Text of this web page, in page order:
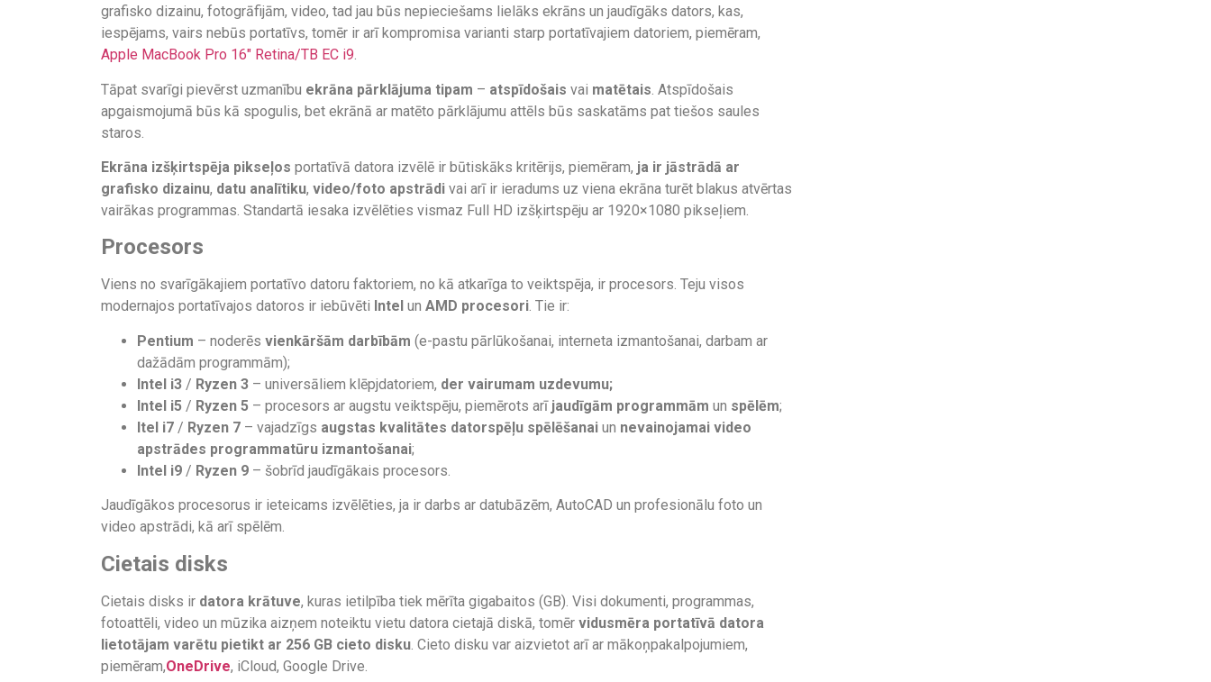
grafisko dizainu, fotogrāfijām, video, tad jau būs nepieciešams lielāks ekrāns un jaudīgāks dators, kas,
iespējams, vairs nebūs portatīvs, tomēr ir arī kompromisa varianti starp portatīvajiem datoriem, piemēram,
Apple MacBook Pro 16″ Retina/TB EC i9.
Tāpat svarīgi pievērst uzmanību ekrāna pārklājuma tipam – atspīdošais vai matētais . Atspīdošais
apgaismojumā būs kā spogulis, bet ekrānā ar matēto pārklājumu attēls būs saskatāms pat tiešos saules
staros.
Ekrāna izšķirtspēja pikseļos portatīvā datora izvēlē ir būtiskāks kritērijs, piemēram, ja ir jāstrādā ar
grafisko dizainu, datu analītiku, video/foto apstrādi vai arī ir ieradums uz viena ekrāna turēt blakus atvērtas
vairākas programmas. Standartā iesaka izvēlēties vismaz Full HD izšķirtspēju ar 1920×1080 pikseļiem.
Procesors
Viens no svarīgākajiem portatīvo datoru faktoriem, no kā atkarīga to veiktspēja, ir procesors. Teju visos
modernajos portatīvajos datoros ir iebūvēti Intel un AMD procesori. Tie ir:
Pentium – noderēs vienkāršām darbībām (e-pastu pārlūkošanai, interneta izmantošanai, darbam ar
dažādām programmām);
Intel i3 / Ryzen 3 – universāliem klēpjdatoriem, der vairumam uzdevumu;
Intel i5 / Ryzen 5 – procesors ar augstu veiktspēju, piemērots arī jaudīgām programmām un spēlēm;
Itel i7 / Ryzen 7 ­– vajadzīgs augstas kvalitātes datorspēļu spēlēšanai un nevainojamai video
apstrādes programmatūru izmantošanai;
Intel i9 / Ryzen 9 – šobrīd jaudīgākais procesors.
Jaudīgākos procesorus ir ieteicams izvēlēties, ja ir darbs ar datubāzēm, AutoCAD un profesionālu foto un
video apstrādi, kā arī spēlēm.
Cietais disks
Cietais disks ir datora krātuve, kuras ietilpība tiek mērīta gigabaitos (GB). Visi dokumenti, programmas,
fotoattēli, video un mūzika aizņem noteiktu vietu datora cietajā diskā, tomēr vidusmēra portatīvā datora
lietotājam varētu pietikt ar 256 GB cieto disku . Cieto disku var aizvietot arī ar mākoņpakalpojumiem,
piemēram,OneDrive, iCloud, Google Drive.